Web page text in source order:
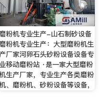
粉机专业生产-山石制砂设备
粉机专业生产：大型磨粉机生
厂家河卵石头砂粉设备设备专
业移动磨粉站 ·是一家大型磨粉
生产厂家，专业生产各类磨粉
、磨粉机、砂粉设备等设备，